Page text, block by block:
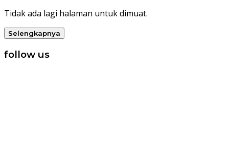
Tidak ada lagi halaman untuk dimuat.
Selengkapnya
follow us